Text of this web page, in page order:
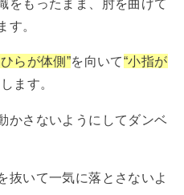
をもったまま、肘を曲げて
す。
らが体側”を向いて“小指が
ます。
かさないようにしてダンベ
抜いて一気に落とさないよ